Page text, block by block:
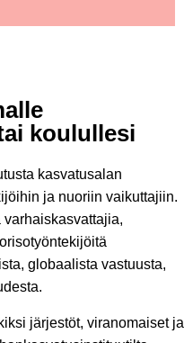
koulullesi
kasvatusalan
ja nuoriin vaikuttajiin.
globaalista vastuusta,
järjestöt, viranomaiset ja